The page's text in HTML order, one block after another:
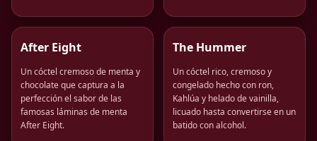
After Eight
Un cóctel cremoso de menta y
chocolate que captura a la
perfección el sabor de las
famosas láminas de menta
After Eight.
The Hummer
Un cóctel rico, cremoso y
congelado hecho con ron,
Kahlúa y helado de vainilla,
licuado hasta convertirse en un
batido con alcohol.